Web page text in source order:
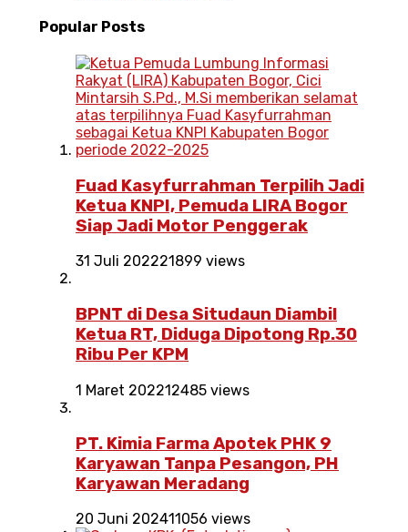
Popular Posts
Fuad Kasyfurrahman Terpilih Jadi
Ketua KNPI, Pemuda LIRA Bogor
Siap Jadi Motor Penggerak
31 Juli 202221899 views
BPNT di Desa Situdaun Diambil
Ketua RT, Diduga Dipotong Rp.30
Ribu Per KPM
1 Maret 202212485 views
PT. Kimia Farma Apotek PHK 9
Karyawan Tanpa Pesangon, PH
Karyawan Meradang
20 Juni 202411056 views